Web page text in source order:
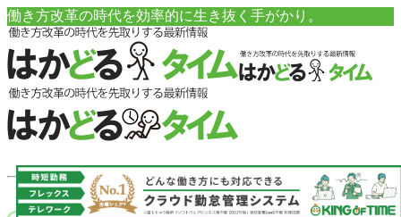
働き方改革の時代を効率的に生き抜く手がかり。